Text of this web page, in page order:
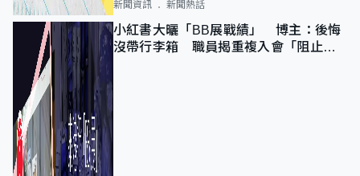
新聞資訊 新聞熱話
小紅書大曬「BB展戰績」 博主：後悔
沒帶行李箱 職員揭重複入會「阻止唔